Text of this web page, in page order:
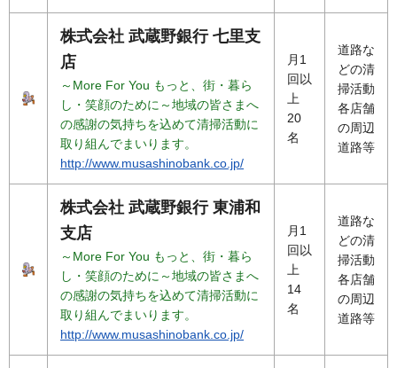
株式会社 武蔵野銀行 七里支
店
～More For You もっと、街・暮ら
し・笑顔のために～地域の皆さまへ
の感謝の気持ちを込めて清掃活動に
取り組んでまいります。
http://www.musashinobank.co.jp/
月1
回以
上
20
名
道路な
どの清
掃活動
各店舗
の周辺
道路等
株式会社 武蔵野銀行 東浦和
支店
～More For You もっと、街・暮ら
し・笑顔のために～地域の皆さまへ
の感謝の気持ちを込めて清掃活動に
取り組んでまいります。
http://www.musashinobank.co.jp/
月1
回以
上
14
名
道路な
どの清
掃活動
各店舗
の周辺
道路等